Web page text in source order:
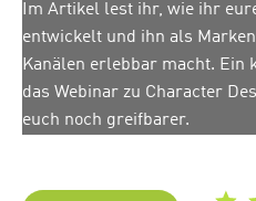
Im Artikel lest ihr, wie ihr
entwickelt und ihn als
Kanälen erlebbar macht. Ein
das Webinar zu Character
euch noch greifbarer.